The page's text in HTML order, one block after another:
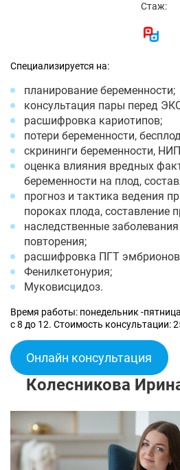
Стаж:
Специализируется на:
планирование беременности;
консультация пары перед
расшифровка кариотипов;
потери беременности,
скрининги беременности,
оценка влияния вредных
беременности на плод,
прогноз и тактика ведения
пороках плода, составление
наследственные
повторения;
расшифровка ПГТ
Фенилкетонурия;
Муковисцидоз.
Время работы: понедельник -
с 8 до 12. Стоимость консультации:
Онлайн консультация
Колесникова